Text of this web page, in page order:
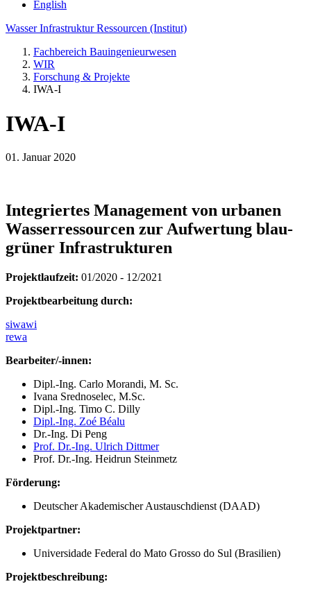
English
Wasser Infrastruktur Ressourcen (Institut)
Fachbereich Bauingenieurwesen
WIR
Forschung & Projekte
IWA-I
IWA-I
01. Januar 2020
Integriertes Management von urbanen
Wasserressourcen zur Aufwertung blau-
grüner Infrastrukturen
Projektlaufzeit: 01/2020 - 12/2021
Projektbearbeitung durch:
siwawi
rewa
Bearbeiter/-innen:
Dipl.-Ing. Carlo Morandi, M. Sc.
Ivana Srednoselec, M.Sc.
Dipl.-Ing. Timo C. Dilly
Dipl.-Ing. Zoé Béalu
Dr.-Ing. Di Peng
Prof. Dr.-Ing. Ulrich Dittmer
Prof. Dr.-Ing. Heidrun Steinmetz
Förderung:
Deutscher Akademischer Austauschdienst (DAAD)
Projektpartner:
Universidade Federal do Mato Grosso do Sul (Brasilien)
Projektbeschreibung: